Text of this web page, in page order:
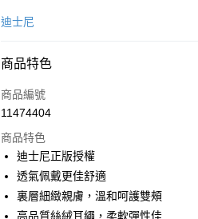
信用卡一次付款
Apple Pay
悠遊付
全盈+PAY
ATM付款
迪士尼
商品特色
商品編號
11474404
商品特色
迪士尼正版授權
透氣佩戴更佳舒適
裏層細緻親膚，溫和呵護雙頰
高品質絲絨耳繩，柔軟彈性佳